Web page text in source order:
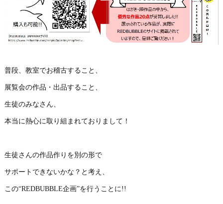
普段、教室でお稽古すること、
展覧会の作品・出品すること、
生徒のみなさん、
本当に熱心に取り組まれておりまして！
生徒さんの作品作りを別の形で
サポートできないかな？と考え、
この“REDBUBBLE企画”を行うことに!!